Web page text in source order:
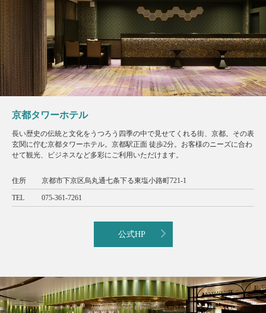
京都タワーホテル
長い歴史の伝統と文化をうつろう四季の中で見せてくれる街、京都。その表
玄関に佇む京都タワーホテル。京都駅正面 徒歩2分。お客様のニーズに合わ
せて観光、ビジネスなど多彩にご利用いただけます。
住所 京都市下京区烏丸通七条下る東塩小路町721-1
TEL 075-361-7261
公式HP